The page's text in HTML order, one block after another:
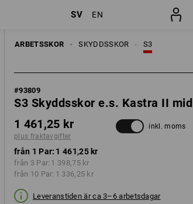
SV EN
ARBETSSKOR S3
SKYDDSSKOR
#93809
S3 Skyddsskor e.s. Kastra II mid
1 461,25 kr
plus fraktavgifter
inkl. moms
från 1 Par: 1 461,25 kr
från 3 Par: 1 398,75 kr
från 10 Par: 1 336,25 kr
Leveranstiden är ca 3–6 arbetsdagar